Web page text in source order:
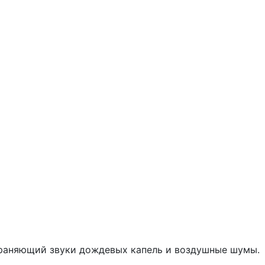
звуки дождевых капель и воздушные шумы.